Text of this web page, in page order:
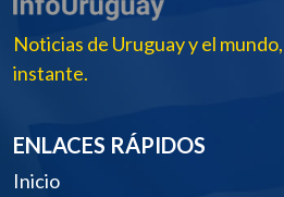
Noticias de Uruguay y el
instante.
ENLACES RÁPIDOS
Inicio